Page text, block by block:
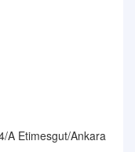
A Etimesgut/Ankara